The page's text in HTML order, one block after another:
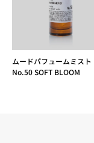
ムードパフュームミスト
No.50 SOFT BLOOM